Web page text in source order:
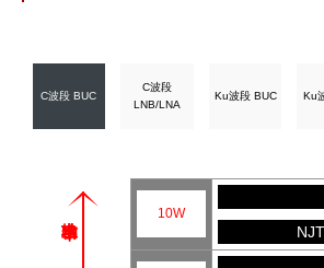
C波段 BUC
C波段
LNB/LNA
Ku波段 BUC Ku
10W